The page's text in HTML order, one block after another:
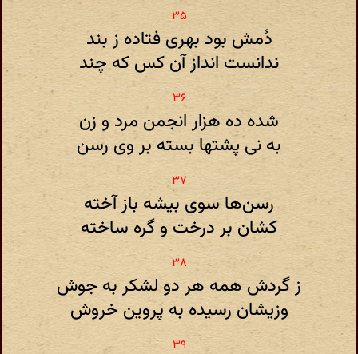
دُمش بود بهری فتاده ز بند
ندانست انداز آن کس که چند
شده ده هزار انجمن مرد و زن
به نی پشتها بسته بر وی رسن
رسن‌ها سوی بیشه باز آخته
کشان بر درخت و گره ساخته
ز گردش همه هر دو لشکر به جوش
وزیشان رسیده به پروین خروش